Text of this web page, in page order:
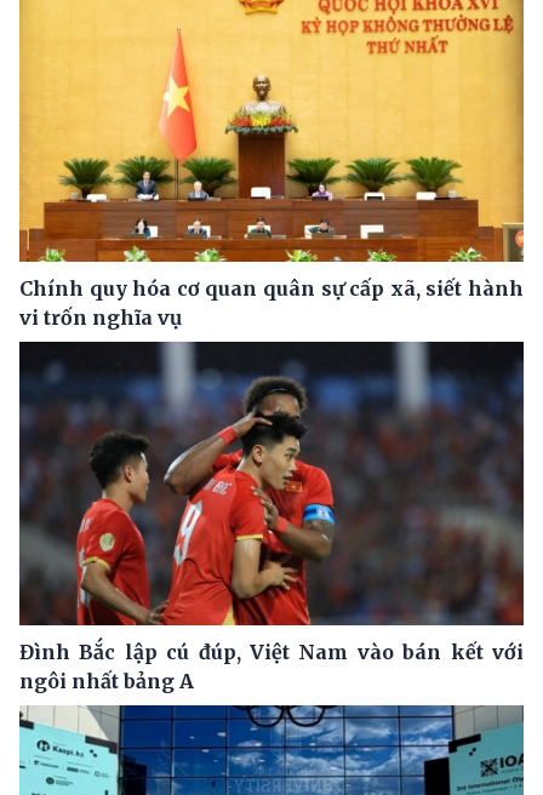
Chính quy hóa cơ quan quân sự cấp xã, siết hành
vi trốn nghĩa vụ
Đình Bắc lập cú đúp, Việt Nam vào bán kết với
ngôi nhất bảng A